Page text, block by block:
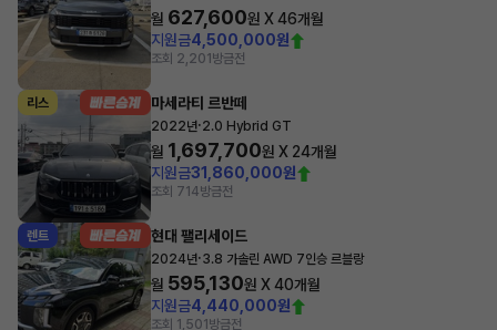
월 627,600원 X46개월
지원금4,500,000원
조회 2,201 방금전
리스 마세라티 르반떼
2022년·2.0 Hybrid GT
월 1,697,700원 X 24개월
지원금31,860,000원
조회 714방금전
렌트 현대 팰리세이드
2024년·3.8 가솔린 AWD 7인승 르블랑
월 595,130원 X40개월
지원금4,440,000원
조회 1,501 방금전